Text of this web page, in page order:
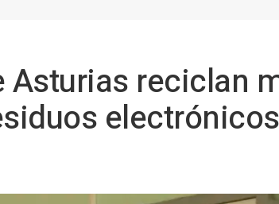
Asturias reciclan